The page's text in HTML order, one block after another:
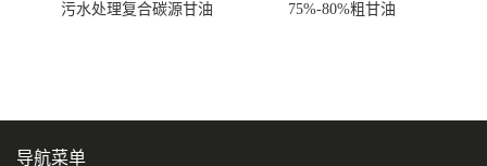
污水处理复合碳源甘油
75%-80%粗甘油
导航菜单